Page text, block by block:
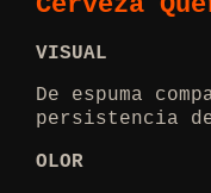
VISUAL
De espuma
persistencia
OLOR